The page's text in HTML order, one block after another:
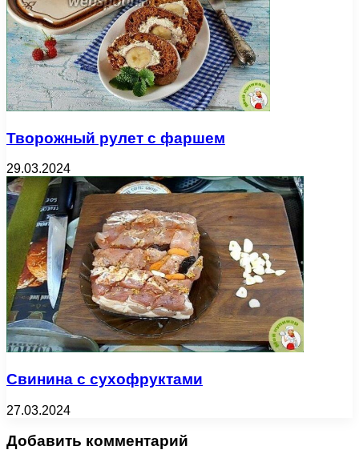
Творожный рулет с фаршем
29.03.2024
Свинина с сухофруктами
27.03.2024
Добавить комментарий